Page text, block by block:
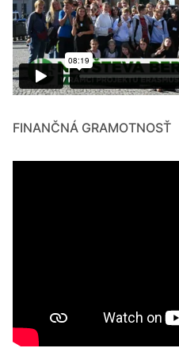
FINANČNÁ GRAMOTNOSŤ